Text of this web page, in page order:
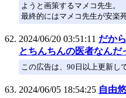
ようと画策するマメコ先生。
最終的にはマメコ先生が安楽
2024/06/20 03:51:11 だか
とちんちんの医者なんだ
この広告は、90日以上更新し
2024/06/05 18:54:25 自由